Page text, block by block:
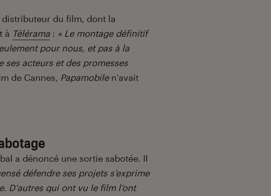
distributeur du film, dont la
à Télérama : « Le montage définitif
pour nous, et pas à la
ses acteurs et des promesses
de Cannes, Papamobilen’avait
a dénoncé une sortie sabotée. Il
défendre ses projets s’exprime
D’autres qui ont vu le film l’ont